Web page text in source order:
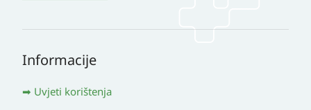
Informacije
Uvjeti korištenja